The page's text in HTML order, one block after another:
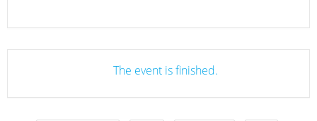
The event is finished.